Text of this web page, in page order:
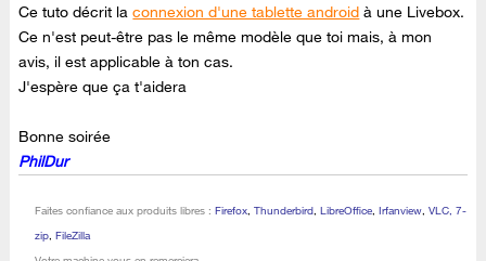
Ce tuto décrit laconnexion d'une tablette android à une Livebox.
Ce n'est peut-être pas le même modèle que toi mais, à mon
avis, il est applicable à ton cas.
J'espère que ça t'aidera
Bonne soirée
PhilDur
Faites confiance aux produits libres : Firefox,Thunderbird,LibreOffice,Irfanview,VLC, 7-
zip,FileZilla